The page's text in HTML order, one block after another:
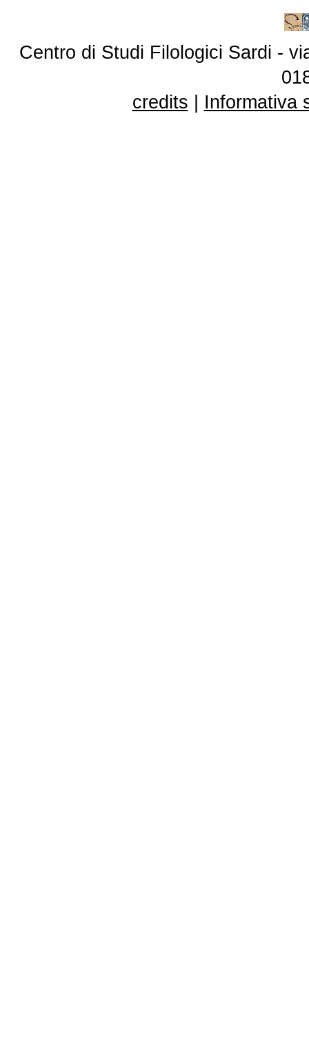
Centro di Studi Filologici Sardi -
credits
Informativa